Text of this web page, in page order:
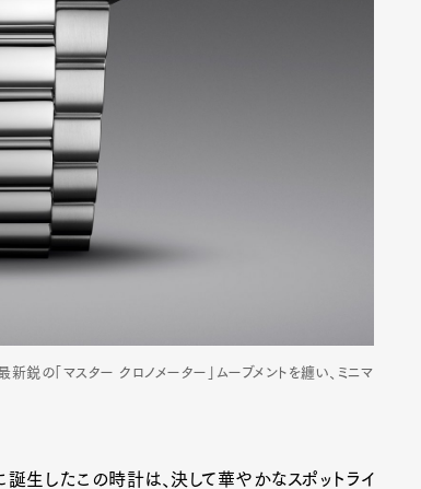
の「マスター クロノメーター」ムーブメントを纏い、ミニマ
したこの時計は、決して華やかなスポットライ